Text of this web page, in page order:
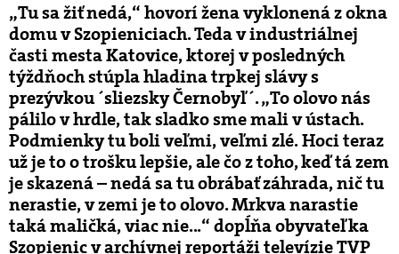
„Tu sa žiť nedá,“ hovorí žena vyklonená z okna
domu v Szopieniciach. Teda v industriálnej
časti mesta Katovice, ktorej v posledných
týždňoch stúpla hladina trpkej slávy s
prezývkou ´sliezsky Černobyľ´. „To olovo nás
pálilo v hrdle, tak sladko sme mali v ústach.
Podmienky tu boli veľmi, veľmi zlé. Hoci teraz
už je to o trošku lepšie, ale čo z toho, keď tá zem
je skazená – nedá sa tu obrábať záhrada, nič tu
nerastie, v zemi je to olovo. Mrkva narastie
taká maličká, viac nie...“ dopĺňa obyvateľka
Szopienic v archívnej reportáži televízie TVP